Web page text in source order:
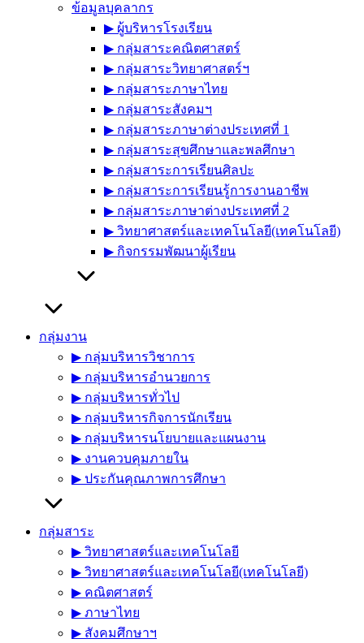
ข้อมูลบุคลากร
▶︎ ผู้บริหารโรงเรียน
▶︎ กลุ่มสาระคณิตศาสตร์
▶︎ กลุ่มสาระวิทยาศาสตร์ฯ
▶︎ กลุ่มสาระภาษาไทย
▶︎ กลุ่มสาระสังคมฯ
▶︎ กลุ่มสาระภาษาต่างประเทศที่ 1
▶︎ กลุ่มสาระสุขศึกษาและพลศึกษา
▶︎ กลุ่มสาระการเรียนศิลปะ
▶︎ กลุ่มสาระการเรียนรู้การงานอาชีพ
▶︎ กลุ่มสาระภาษาต่างประเทศที่ 2
▶︎ วิทยาศาสตร์และเทคโนโลยี(เทคโนโลยี)
▶︎ กิจกรรมพัฒนาผู้เรียน
กลุ่มงาน
▶︎ กลุ่มบริหารวิชาการ
▶︎ กลุ่มบริหารอำนวยการ
▶︎ กลุ่มบริหารทั่วไป
▶︎ กลุ่มบริหารกิจการนักเรียน
▶︎ กลุ่มบริหารนโยบายและแผนงาน
▶︎ งานควบคุมภายใน
▶︎ ประกันคุณภาพการศึกษา
กลุ่มสาระ
▶︎ วิทยาศาสตร์และเทคโนโลยี
▶︎ วิทยาศาสตร์และเทคโนโลยี(เทคโนโลยี)
▶︎ คณิตศาสตร์
▶︎ ภาษาไทย
▶︎ สังคมศึกษาฯ